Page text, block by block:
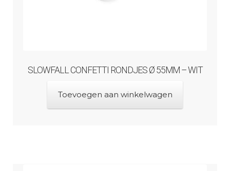
SLOWFALL CONFETTI RONDJES Ø 55MM – WIT
Toevoegen aan winkelwagen